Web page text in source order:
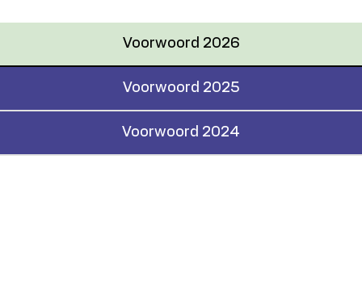
Voorwoord 2026
Voorwoord 2025
Voorwoord 2024